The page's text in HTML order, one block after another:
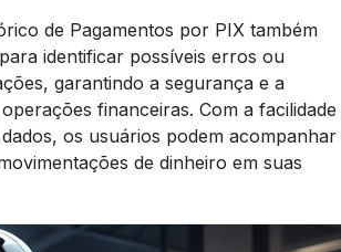
de Pagamentos por PIX também
identificar possíveis erros ou
garantindo a segurança e a
financeiras. Com a facilidade
os usuários podem acompanhar
de dinheiro em suas